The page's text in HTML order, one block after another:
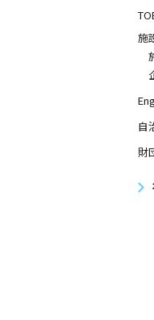
施
自
財